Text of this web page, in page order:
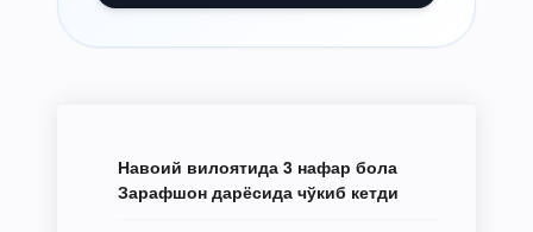
Навоий вилоятида 3 нафар бола
Зарафшон дарёсида чўкиб кетди